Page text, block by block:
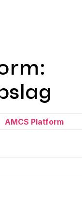
AMCS Platform